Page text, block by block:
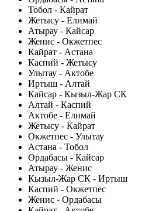
Тобол - Кайрат
Жетысу - Елимай
Атырау - Кайсар
Женис - Окжетпес
Кайрат - Астана
Каспий - Жетысу
Улытау - Актобе
Иртыш - Алтай
Кайсар - Кызыл-Жар СК
Алтай - Каспий
Актобе - Елимай
Жетысу - Кайрат
Окжетпес - Улытау
Астана - Тобол
Ордабасы - Кайсар
Атырау - Женис
Кызыл-Жар СК - Иртыш
Каспий - Окжетпес
Женис - Ордабасы